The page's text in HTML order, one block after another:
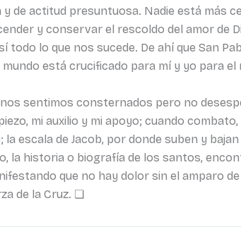
de actitud presuntuosa. Nadie está más
y conservar el rescoldo del amor de
todo lo que nos sucede. De ahí que San
está crucificado para mí y yo para el
sentimos consternados pero no
mi auxilio y mi apoyo; cuando
escala de Jacob, por donde suben y
la historia o biografía de los santos,
que no hay dolor sin el amparo
de la Cruz. ❏